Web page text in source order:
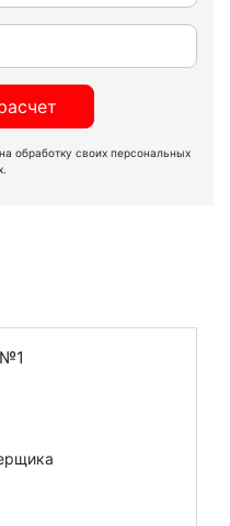
обработку своих персональных